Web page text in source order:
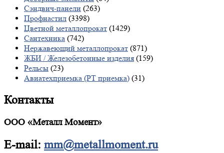
Сэндвич-панели (263)
Профнастил (3398)
Цветной металлопрокат (1429)
Сантехника (742)
Нержавеющий металлопрокат (871)
ЖБИ / Железобетонные изделия (159)
Рельсы (23)
Авиатехприемка (РТ приемка) (31)
Контакты
ООО «Металл Момент»
E-mail: mm@metallmoment.ru